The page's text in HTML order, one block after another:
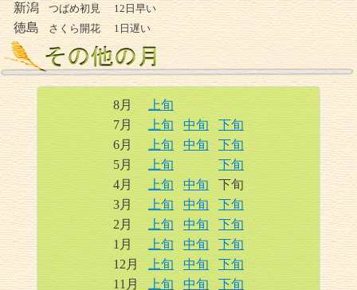
新潟 つばめ初見 12日早い
徳島 さくら開花 1日遅い
8月
上旬
7月
上旬 中旬
下旬
6月
上旬 中旬
下旬
5月
上旬
下旬
4月
上旬 中旬
下旬
3月
上旬 中旬
下旬
2月
上旬 中旬
下旬
1月
上旬 中旬
下旬
12月
上旬 中旬
下旬
11月
上旬 中旬
下旬